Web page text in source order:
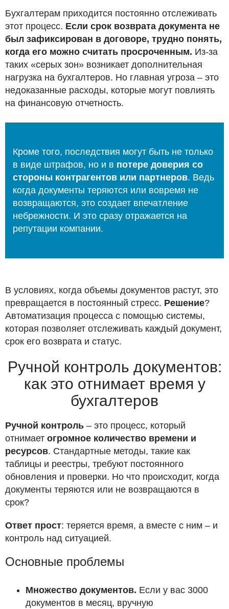
Бухгалтерам приходится постоянно отслеживать
этот процесс. Если срок возврата документа не
был зафиксирован в договоре, трудно понять,
когда его можно считать просроченным. Из-за
таких «серых зон» возникает дополнительная
нагрузка на бухгалтеров. Но главная угроза – это
недоказанные расходы, которые могут повлиять
на финансовую отчетность.
Кроме того, последствия могут быть не только
в виде штрафов, но и в потере доверия со
стороны контрагентов или партнеров. Ведь
когда документы теряются или вовремя не
возвращаются, это создает впечатление
небрежности. И это сразу отражается на
репутации компании.
В условиях, когда объемы документов растут, это
превращается в постоянный стресс. Решение?
Автоматизация процесса с помощью системы,
которая позволяет отслеживать каждый документ,
срок его возврата и статус.
Ручной контроль документов:
как это отнимает время у
бухгалтеров
Ручной контроль – это процесс, который
отнимает огромное количество времени и
ресурсов. Стандартные методы, такие как
таблицы и реестры, требуют постоянного
обновления и проверки. Но что происходит, когда
документы теряются или не возвращаются в
срок?
Ответ прост: теряется время, а вместе с ним – и
контроль над ситуацией.
Основные проблемы
Множество документов. Если у вас 3000
документов в месяц, вручную